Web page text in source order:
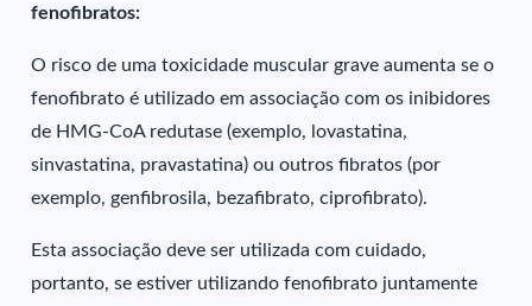
fenofibratos:
O risco de uma toxicidade muscular grave aumenta se o
fenofibrato é utilizado em associação com os inibidores
de HMG-CoA redutase (exemplo, lovastatina,
sinvastatina, pravastatina) ou outros fibratos (por
exemplo, genfibrosila, bezafibrato, ciprofibrato).
Esta associação deve ser utilizada com cuidado,
portanto, se estiver utilizando fenofibrato juntamente